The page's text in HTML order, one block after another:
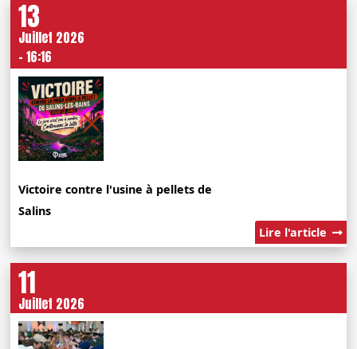
13
Juillet 2026
- 16:16
Victoire contre l'usine à pellets de
Salins
Lire l'article
11
Juillet 2026